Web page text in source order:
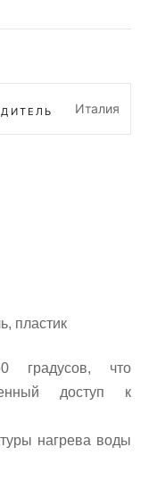
Италия
пластик
градусов, что
доступ к
нагрева воды